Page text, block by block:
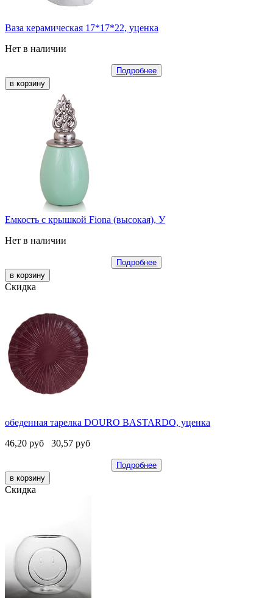
Ваза керамическая 17*17*22, уценка
Нет в наличии
Подробнее
Емкость с крышкой Fiona (высокая), У
Нет в наличии
Подробнее
Скидка
обеденная тарелка DOURO BASTARDO, уценка
46,20 руб 30,57 руб
Подробнее
Скидка